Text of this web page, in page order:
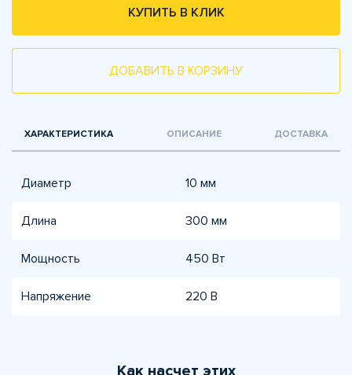
КУПИТЬ В КЛИК
ДОБАВИТЬ В КОРЗИНУ
ХАРАКТЕРИСТИКА ОПИСАНИЕ ДОСТАВКА
Диаметр 10 мм
Длина 300 мм
Мощность 450 Вт
Напряжение 220 В
Как насчет этих